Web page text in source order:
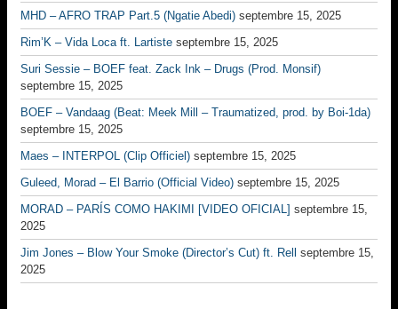
MHD – AFRO TRAP Part.5 (Ngatie Abedi) septembre 15, 2025
Rim’K – Vida Loca ft. Lartiste septembre 15, 2025
Suri Sessie – BOEF feat. Zack Ink – Drugs (Prod. Monsif)
septembre 15, 2025
BOEF – Vandaag (Beat: Meek Mill – Traumatized, prod. by Boi-1da)
septembre 15, 2025
Maes – INTERPOL (Clip Officiel) septembre 15, 2025
Guleed, Morad – El Barrio (Official Video) septembre 15, 2025
MORAD – PARÍS COMO HAKIMI [VIDEO OFICIAL] septembre 15,
2025
Jim Jones – Blow Your Smoke (Director’s Cut) ft. Rell
septembre 15,
2025